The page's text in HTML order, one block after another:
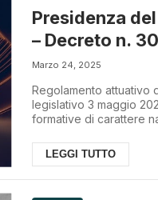
Presidenza
– Decreto n.
Marzo 24, 2025
Regolamento attuativo
legislativo 3 maggio
formative di carattere
LEGGI TUTTO